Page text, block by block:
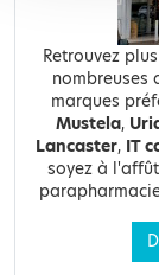
Retrouvez
nombreuses
marques
Mustela,
Lancaster, IT
soyez à